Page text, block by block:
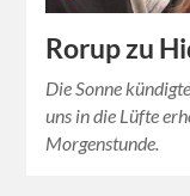
Rorup zu
Die Sonne
uns in die Lüfte
Morgenstunde.